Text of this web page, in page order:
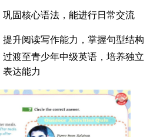
巩固核心语法，能进行日常交流
提升阅读写作能力，掌握句型结构
过渡至青少年中级英语，培养独立
表达能力